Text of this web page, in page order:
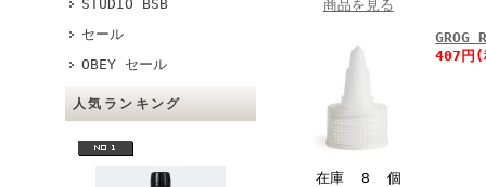
STUDIO BSB
セール
OBEY セール
人気ランキング
商品を見る
在庫 8 個
407円